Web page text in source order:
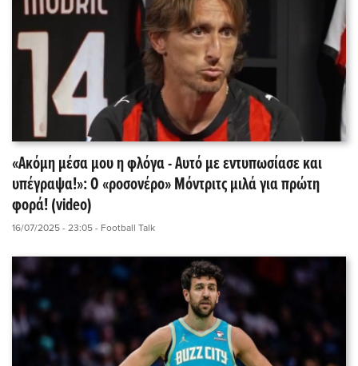
«Ακόμη μέσα μου η φλόγα - Αυτό με εντυπωσίασε και
υπέγραψα!»: Ο «ροσονέρο» Μόντριτς μιλά για πρώτη
φορά! (video)
16/07/2025 - 23:05 - Football Talk